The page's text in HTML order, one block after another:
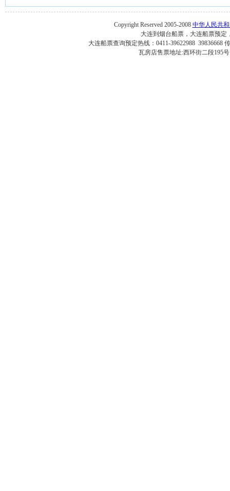
Copyright Reserved 2005-2008 中华人民共
大连到烟台船票，大连船票预
大连船票查询预定热线：0411-39622988 39836668
瓦房店售票地址:西环街二段195